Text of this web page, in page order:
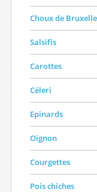
Choux de
Salsifis
Carottes
Céleri
Epinards
Oignon
Courgettes
Pois chiches